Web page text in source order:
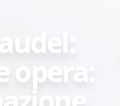
opera: